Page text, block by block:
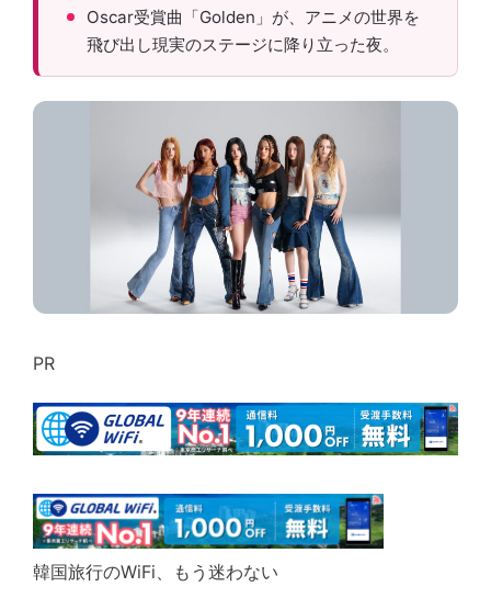
Oscar受賞曲「Golden」が、アニメの世界を
飛び出し現実のステージに降り立った夜。
PR
韓国旅行のWiFi、もう迷わない